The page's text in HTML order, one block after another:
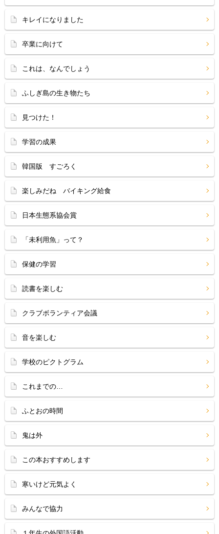
キレイになりました
卒業に向けて
これは、なんでしょう
ふしぎ島の生き物たち
見つけた！
学習の成果
韓国版 すごろく
楽しみだね バイキング給食
日本生態系協会賞
「未利用魚」って？
保健の学習
読書を楽しむ
クラブボランティア会議
音を楽しむ
学校のピクトグラム
これまでの…
ふとおの時間
鬼は外
この本おすすめします
寒いけど元気よく
みんなで協力